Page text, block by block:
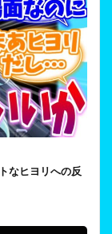
なヒヨリへの反